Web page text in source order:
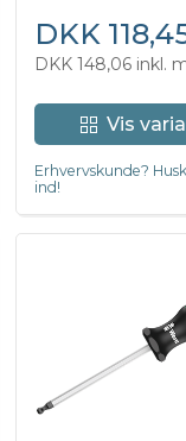
DKK
DKK 148,06 inkl.
Vis
Erhvervskunde?
ind!